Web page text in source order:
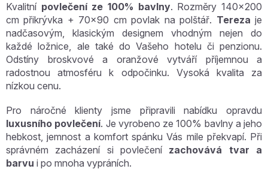
Kvalitní povlečení ze 100% bavlny. Rozměry 140x200
cm přikrývka + 70x90 cm povlak na polštář. Terezaje
nadčasovým, klasickým designem vhodným nejen do
každé ložnice, ale také do Vašeho hotelu či penzionu.
Odstíny broskvové a oranžové vytváří příjemnou a
radostnou atmosféru k odpočinku. Vysoká kvalita za
nízkou cenu.
Pro náročné klienty jsme připravili nabídku opravdu
luxusního povlečení. Je vyrobeno ze 100% bavlny a jeho
hebkost, jemnost a komfort spánku Vás mile překvapí. Při
správném zacházení si povlečení zachovává tvar a
barvu i po mnoha vypráních.